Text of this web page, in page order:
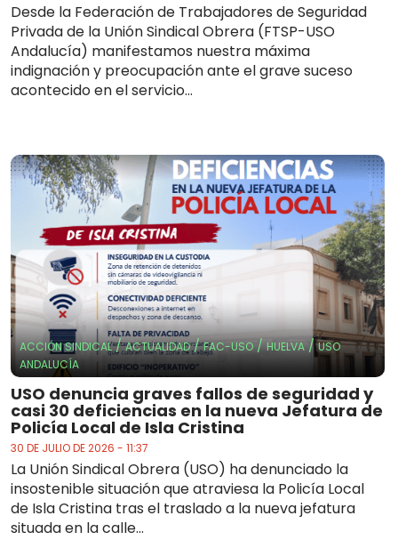
Desde la Federación de Trabajadores de Seguridad
Privada de la Unión Sindical Obrera (FTSP-USO
Andalucía) manifestamos nuestra máxima
indignación y preocupación ante el grave suceso
acontecido en el servicio...
ACCIÓN SINDICAL/ACTUALIDAD/FAC-USO/HUELVA/USO
ANDALUCÍA
USO denuncia graves fallos de seguridad y
casi 30 deficiencias en la nueva Jefatura de
Policía Local de Isla Cristina
30 DE JULIO DE 2026 - 11:37
La Unión Sindical Obrera (USO) ha denunciado la
insostenible situación que atraviesa la Policía Local
de Isla Cristina tras el traslado a la nueva jefatura
situada en la calle...